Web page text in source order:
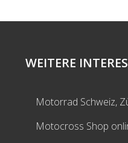
WEITERE
Motorrad Schweiz,
Motocross Shop